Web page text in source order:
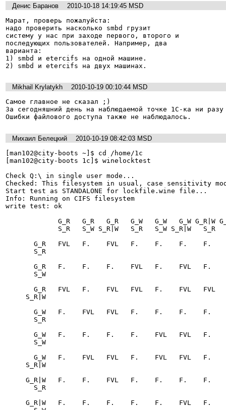
Денис Баранов
2010-10-18 14:19:45 MSD
Марат, проверь пожалуйста:
надо проверить насколько smbd грузит
систему у нас при заходе первого, второго и
последующих пользователей. Например, два
варианта:
1) smbd и etercifs на одной машине.
2) smbd и etercifs на двух машинах.
Mikhail Krylatykh
2010-10-19 00:10:44 MSD
Самое главное не сказал ;)
За сегодняшний день на наблюдаемой точке 1С-ка ни
Ошибки файлового доступа также не наблюдалось.
Михаил Белецкий
2010-10-19 08:42:03 MSD
[man102@city-boots ~]$ cd /home/1c
[man102@city-boots 1c]$ winelocktest
Check Q:\ in single user mode...
Checked: This filesystem in usual, case sensitivity
Start test as STANDALONE for lockfile.wine file...
Info: Running on CIFS filesystem
write test: ok